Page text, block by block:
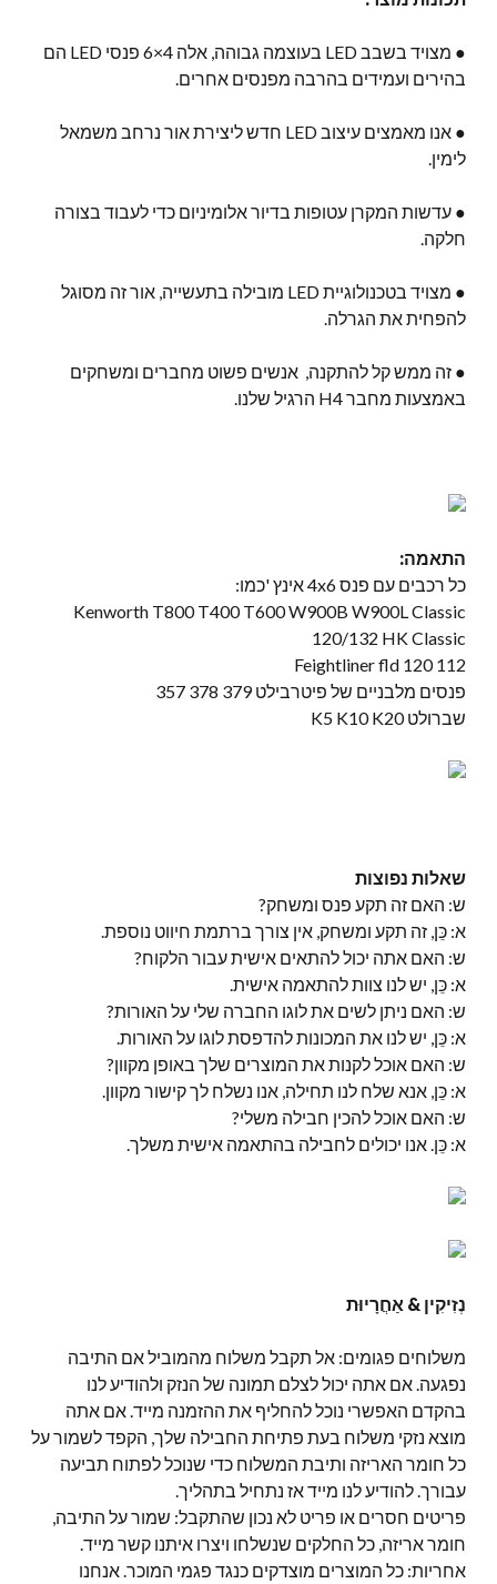
● מצויד בשבב LED בעוצמה גבוהה, אלה 4×6 פנסי LED הם
בהירים ועמידים בהרבה מפנסים אחרים.
● אנו מאמצים עיצוב LED חדש ליצירת אור נרחב משמאל
לימין.
● עדשות המקרן עטופות בדיור אלומיניום כדי לעבוד בצורה
חלקה.
● מצויד בטכנולוגיית LED מובילה בתעשייה, אור זה מסוגל
להפחית את הגרלה.
● זה ממש קל להתקנה, אנשים פשוט מחברים ומשחקים
באמצעות מחבר H4 הרגיל שלנו.
התאמה:
כל רכבים עם פנס 4x6 אינץ 'כמו:
Kenworth T800 T400 T600 W900B W900L Classic
120/132 HK Classic
Feightliner fld 120 112
פנסים מלבניים של פיטרבילט 379 378 357
שברולט K5 K10 K20
שאלות נפוצות
ש: האם זה תקע פנס ומשחק?
א: כֵּן, זה תקע ומשחק, אין צורך ברתמת חיווט נוספת.
ש: האם אתה יכול להתאים אישית עבור הלקוח?
א: כֵּן, יש לנו צוות להתאמה אישית.
ש: האם ניתן לשים את לוגו החברה שלי על האורות?
א: כֵּן, יש לנו את המכונות להדפסת לוגו על האורות.
ש: האם אוכל לקנות את המוצרים שלך באופן מקוון?
א: כֵּן, אנא שלח לנו תחילה, אנו נשלח לך קישור מקוון.
ש: האם אוכל להכין חבילה משלי?
א: כֵּן. אנו יכולים לחבילה בהתאמה אישית משלך.
נְזִיקִין & אַחֲרָיוּת
משלוחים פגומים: אל תקבל משלוח מהמוביל אם התיבה
נפגעה. אם אתה יכול לצלם תמונה של הנזק ולהודיע ​​לנו
בהקדם האפשרי נוכל להחליף את ההזמנה מייד. אם אתה
מוצא נזקי משלוח בעת פתיחת החבילה שלך, הקפד לשמור על
כל חומר האריזה ותיבת המשלוח כדי שנוכל לפתוח תביעה
עבורך. להודיע ​​לנו מייד אז נתחיל בתהליך.
פריטים חסרים או פריט לא נכון שהתקבל: שמור על התיבה,
חומר אריזה, כל החלקים שנשלחו ויצרו איתנו קשר מייד.
אחריות: כל המוצרים מוצדקים כנגד פגמי המוכר. אנחנו